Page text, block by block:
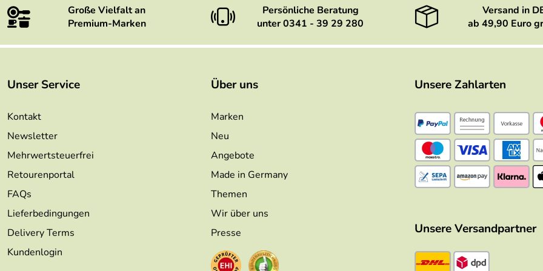
Große Vielfalt an
Premium-Marken
Persönliche Beratung
unter 0341 - 39 29 280
Versand in
ab 49,90 Euro
Unser Service
Kontakt
Newsletter
Mehrwertsteuerfrei
Retourenportal
FAQs
Lieferbedingungen
Delivery Terms
Kundenlogin
Über uns
Marken
Neu
Angebote
Made in Germany
Themen
Wir über uns
Presse
Unsere Zahlarten
Unsere Versandpartner